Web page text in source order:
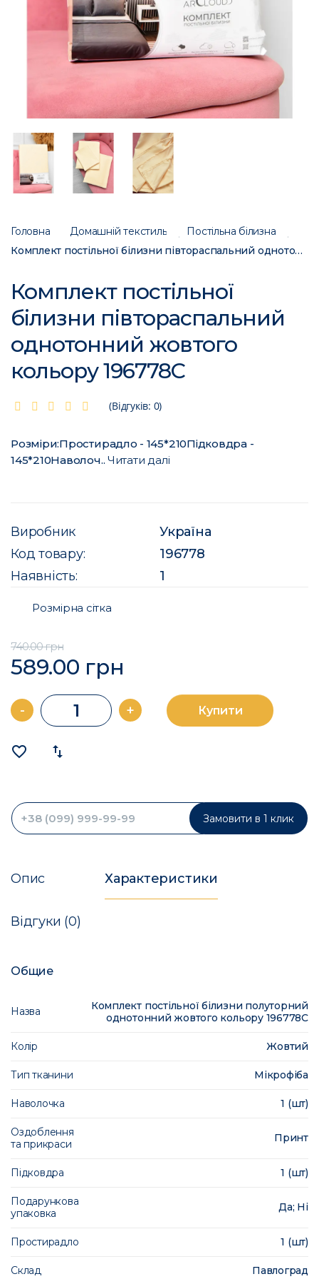
Головна Домашній текстиль
Постільна білизна
Комплект постільної білизни півтораспальний однотонний жовтого кольору 196778C
Комплект постільної
білизни півтораспальний
однотонний жовтого
кольору 196778C
(Відгуків: 0)
Розміри:Простирадло - 145*210Підковдра -
145*210Наволоч.. Читати далі
Виробник
Україна
Код товару:
196778
Наявність:
1
Розмірна сітка
740.00 грн
589.00 грн
- + Купити
favorite_border import_export
Замовити в 1 клик
Опис Характеристики
Відгуки (0)
Общие
Назва
Комплект постільної білизни полуторний
однотонний жовтого кольору 196778C
Колір Жовтий
Тип тканини Мікрофіба
Наволочка 1 (шт)
Оздоблення
та прикраси
Принт
Підковдра 1 (шт)
Подарункова
упаковка
Да; Ні
Простирадло 1 (шт)
Склад Павлоград